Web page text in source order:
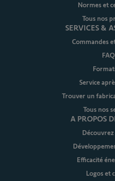
Normes et
Tous nos
SERVICES &
Commandes
FAQ
Service
Trouver un
Tous nos
A PROPOS
Efficacité
Logos et